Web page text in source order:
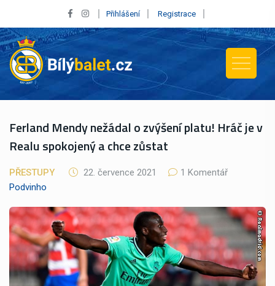
Přihlášení Registrace
Ferland Mendy nežádal o zvýšení platu! Hráč je v
Realu spokojený a chce zůstat
PŘESTUPY 22. července 2021
1 Komentář
Podvinho